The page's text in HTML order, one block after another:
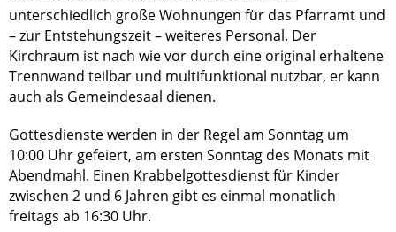
unterschiedlich große Wohnungen für das Pfarramt und
– zur Entstehungszeit – weiteres Personal. Der
Kirchraum ist nach wie vor durch eine original erhaltene
Trennwand teilbar und multifunktional nutzbar, er kann
auch als Gemeindesaal dienen.
Gottesdienste werden in der Regel am Sonntag um
10:00 Uhr gefeiert, am ersten Sonntag des Monats mit
Abendmahl. Einen Krabbelgottesdienst für Kinder
zwischen 2 und 6 Jahren gibt es einmal monatlich
freitags ab 16:30 Uhr.